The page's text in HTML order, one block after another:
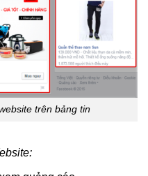
trên bảng tin